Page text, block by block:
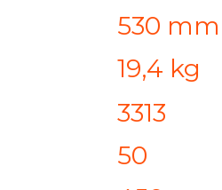
530 mm
19,4 kg
3313
50